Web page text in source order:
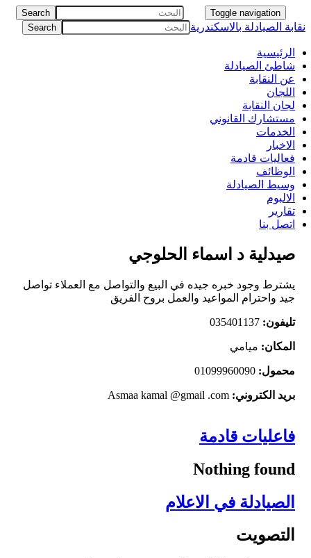
Toggle navigation
الصيادلة بالاسكندرية
الرئيسية
شاطئ الصيادلة
عن النقابة
اللجان
لجان النقابة
مستشارك القانوني
الخدمات
الاخبار
فعاليات قادمة
الوظائف
وسيط الصيادلة
الالبوم
تقارير
اتصل بنا
صيدلية د اسماء الحلوجي
يشترط وجود خبره جيده في البيع والتواصل مع العملاء تواصل
جيد واحترام المواعيد والعمل بروح الفريق
تليفون:035401137
المكان:ميامي
محمول:01099960090
بريد الكتروني:Asmaa kamal @gmail .com
فاعليات قادمة
Nothing found
الصيادلة في الاعلام
التصويت